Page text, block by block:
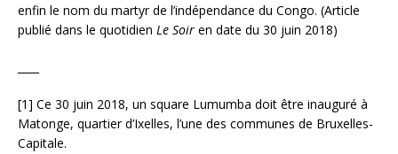
enfin le nom du martyr de l’indépendance du Congo. (Article
publié dans le quotidien Le Soir en date du 30 juin 2018)
[1] Ce 30 juin 2018, un square Lumumba doit être inauguré à
Matonge, quartier d’Ixelles, l’une des communes de Bruxelles-
Capitale.